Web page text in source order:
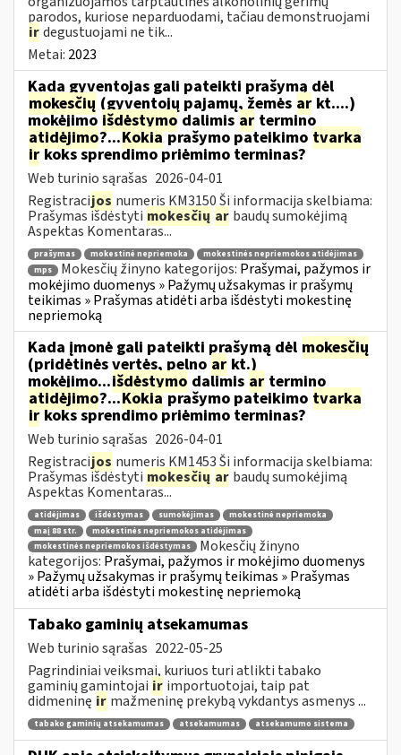
parodos, kuriose neparduodami, tačiau demonstruojami
irdegustuojami ne tik...
Metai: 2023
Kada gyventojas gali pateikti prašymą dėl
mokesčių (gyventojų pajamų, žemės ar kt....)
mokėjimo išdėstymo dalimis ar termino
atidėjimo?...Kokiaprašymo pateikimo tvarka
irkoks sprendimo priėmimo terminas?
Web turinio sąrašas 2026-04-01
Registracijos numeris KM3150 Ši informacija skelbiama:
Prašymas išdėstyti mokesčių ar baudų sumokėjimą
Aspektas Komentaras...
prašymas mokestinė nepriemoka
mokestinės nepriemokos atidėjimas
mps
Mokesčių žinyno kategorijos: Prašymai, pažymos ir
mokėjimo duomenys » Pažymų užsakymas ir prašymų
teikimas » Prašymas atidėti arba išdėstyti mokestinę
nepriemoką
Kada įmonė gali pateikti prašymą dėl mokesčių
(pridėtinės vertės, pelno ar kt.)
mokėjimo...išdėstymo dalimis ar termino
atidėjimo?...Kokiaprašymo pateikimo tvarka
irkoks sprendimo priėmimo terminas?
Web turinio sąrašas 2026-04-01
Registracijos numeris KM1453 Ši informacija skelbiama:
Prašymas išdėstyti mokesčių ar baudų sumokėjimą
Aspektas Komentaras...
atidėjimas išdėstymas sumokėjimas
mokestinė nepriemoka
maį 88 str.
mokestinės nepriemokos atidėjimas
mokestinės nepriemokos išdėstymas
Mokesčių žinyno
kategorijos: Prašymai, pažymos ir mokėjimo duomenys
» Pažymų užsakymas ir prašymų teikimas » Prašymas
atidėti arba išdėstyti mokestinę nepriemoką
Tabako gaminių atsekamumas
Web turinio sąrašas 2022-05-25
Pagrindiniai veiksmai, kuriuos turi atlikti tabako
gaminių gamintojai ir importuotojai, taip pat
didmeninę ir mažmeninę prekybą vykdantys asmenys ...
tabako gaminių atsekamumas atsekamumas atsekamumo sistema